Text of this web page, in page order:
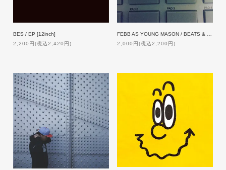
BES / EP [12inch]
2,200円(税込2,420円)
2,000円(税込2,200円)